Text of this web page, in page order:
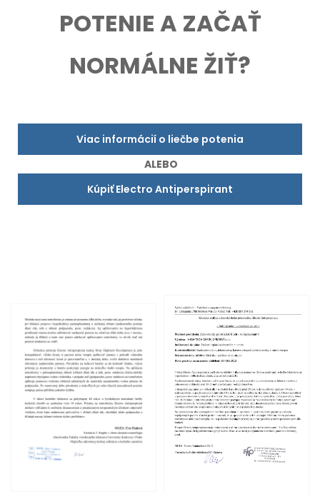
POTENIE A ZAČAŤ
NORMÁLNE ŽIŤ?
Viac informácií o liečbe potenia
ALEBO
Kúpiť Electro Antiperspirant